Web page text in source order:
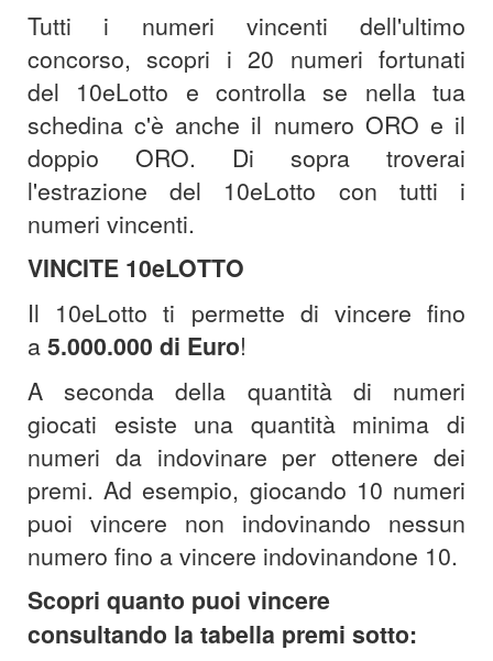
Tutti i numeri vincenti dell'ultimo
concorso, scopri i 20 numeri fortunati
del 10eLotto e controlla se nella tua
schedina c'è anche il numero ORO e il
doppio ORO. Di sopra troverai
l'estrazione del 10eLotto con tutti i
numeri vincenti.
VINCITE 10eLOTTO
Il 10eLotto ti permette di vincere fino
a 5.000.000 di Euro!
A seconda della quantità di numeri
giocati esiste una quantità minima di
numeri da indovinare per ottenere dei
premi. Ad esempio, giocando 10 numeri
puoi vincere non indovinando nessun
numero fino a vincere indovinandone 10.
Scopri quanto puoi vincere
consultando la tabella premi sotto: